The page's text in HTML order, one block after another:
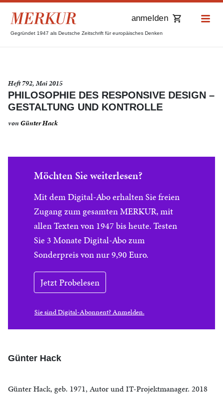
Gegründet 1947 als Deutsche Zeitschrift für europäisches Denken
anmelden
Heft 792, Mai 2015
PHILOSOPHIE DES RESPONSIVE DESIGN –
GESTALTUNG UND KONTROLLE
vonGünter Hack
Möchten Sie weiterlesen?
Mit dem Digital-Abo erhalten Sie freien
Zugang zum gesamten MERKUR, mit
allen Texten von 1947 bis heute. Testen
Sie 3 Monate Digital-Abo zum
Sonderpreis von nur 9,90 Euro.
Jetzt Probelesen
Sie sind Digital-Abonnent? Anmelden.
Günter Hack
Günter Hack, geb. 1971, Autor und IT-Projektmanager. 2018